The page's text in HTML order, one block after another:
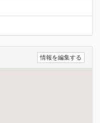
情報を編集する